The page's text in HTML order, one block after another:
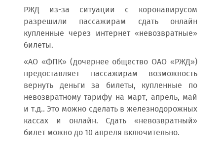
РЖД из-за ситуации с коронавирусом
разрешили пассажирам сдать онлайн
купленные через интернет «невозвратные»
билеты.
«АО «ФПК» (дочернее общество ОАО «РЖД»)
предоставляет пассажирам возможность
вернуть деньги за билеты, купленные по
невозвратному тарифу на март, апрель, май
и т.д.. Это можно сделать в железнодорожных
кассах и онлайн. Сдать «невозвратный»
билет можно до 10 апреля включительно.